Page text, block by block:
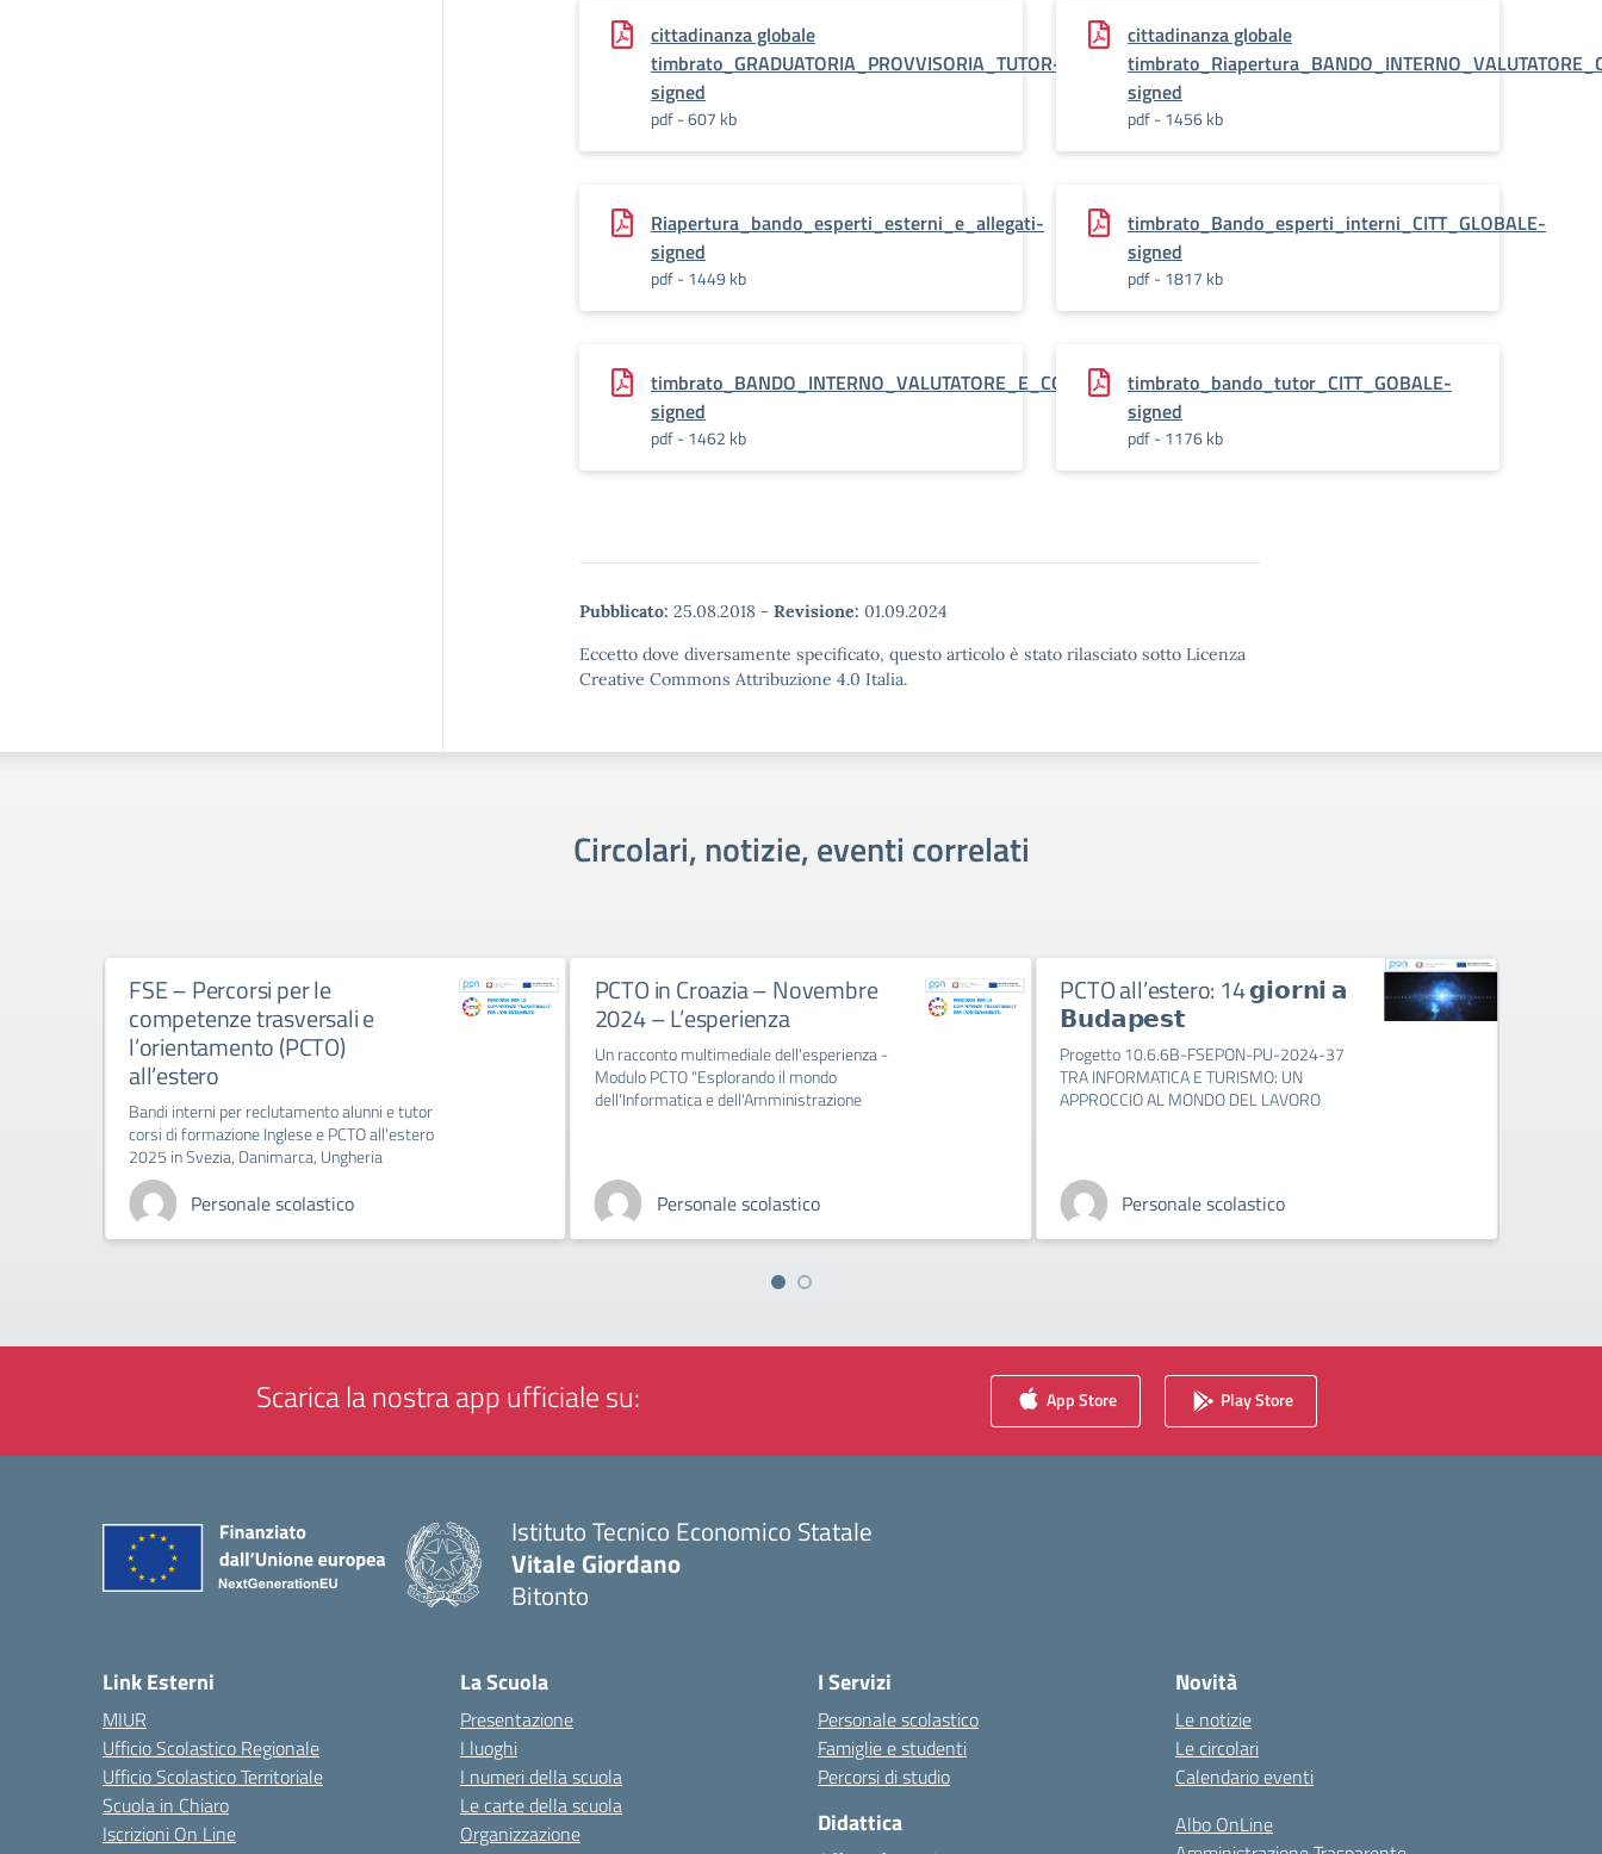
cittadinanza globale
timbrato_GRADUATORIA_PROVVISORIA_TUTOR-
signed
pdf - 607 kb
cittadinanza globale
signed
pdf - 1456 kb
Riapertura_bando_esperti_esterni_e_allegati-
signed
pdf - 1449 kb
timbrato_Bando_esperti_interni_CITT_GLOBALE-
signed
pdf - 1817 kb
timbrato_BANDO_INTERNO_VALUTATORE_E_COORDINATORE_CITT_GLOBALE-
signed
pdf - 1462 kb
timbrato_bando_tutor_CITT_GOBALE-
signed
pdf - 1176 kb
Pubblicato: 25.08.2018 - Revisione: 01.09.2024
Eccetto dove diversamente specificato, questo articolo è stato rilasciato sotto Licenza
Creative Commons Attribuzione 4.0 Italia.
Circolari, notizie, eventi correlati
alunni e tutor
e PCTO all'estero
PCTO in Croazia – Novembre
2024 – L’esperienza
Un racconto multimediale dell'esperienza -
dell'Informatica e dell'Amministrazione
PCTO all’estero: 14 𝗴𝗶𝗼𝗿𝗻𝗶 𝗮
Progetto 10.6.6B-FSEPON-PU-2024-37
TRA INFORMATICA E TURISMO: UN
APPROCCIO AL MONDO DEL LAVORO
𝐈𝐧𝐠𝐥𝐞𝐬𝐞 𝐢𝐧 𝐟𝐮𝐥𝐥 𝐢𝐦𝐦𝐞𝐫𝐬𝐢𝐨𝐧
Progetto 10.2.2A-FSEPON-PU-2024-330:
8 - 15 giugno 2024, 60 ore per 30 studenti
in preparazione del PCTO all'estero - San
Salvo (CH)
Scarica la nostra app ufficiale su: App Store Play Store
Istituto Tecnico Economico Statale
Vitale Giordano
Bitonto
Link Esterni
MIUR
Ufficio Scolastico Regionale
Ufficio Scolastico Territoriale
Scuola in Chiaro
Iscrizioni On Line
La Scuola
Presentazione
I luoghi
I numeri della scuola
Le carte della scuola
Organizzazione
I Servizi
Personale scolastico
Famiglie e studenti
Percorsi di studio
Didattica
Novità
Le notizie
Le circolari
Calendario eventi
Albo OnLine